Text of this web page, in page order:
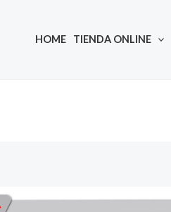
HOME TIENDA ONLINE